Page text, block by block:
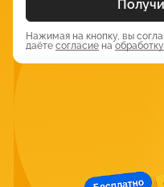
средним специальным
Обучение проводится в
«Педагогика
Нажимая на кнопку, вы
даёте согласие на